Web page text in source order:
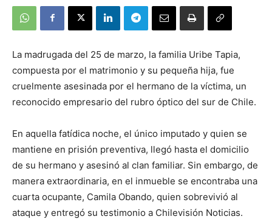
La madrugada del 25 de marzo, la familia Uribe Tapia,
compuesta por el matrimonio y su pequeña hija, fue
cruelmente asesinada por el hermano de la víctima, un
reconocido empresario del rubro óptico del sur de Chile.
En aquella fatídica noche, el único imputado y quien se
mantiene en prisión preventiva, llegó hasta el domicilio
de su hermano y asesinó al clan familiar. Sin embargo, de
manera extraordinaria, en el inmueble se encontraba una
cuarta ocupante, Camila Obando, quien sobrevivió al
ataque y entregó su testimonio a Chilevisión Noticias.